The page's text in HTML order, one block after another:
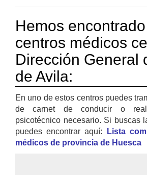
Hemos
centros médicos
Dirección General
de Avila:
En uno de estos centros puedes
de carnet de conducir o
psicotécnico necesario. Si buscas
puedes encontrar aquí:
Lista
médicos de provincia de Huesca